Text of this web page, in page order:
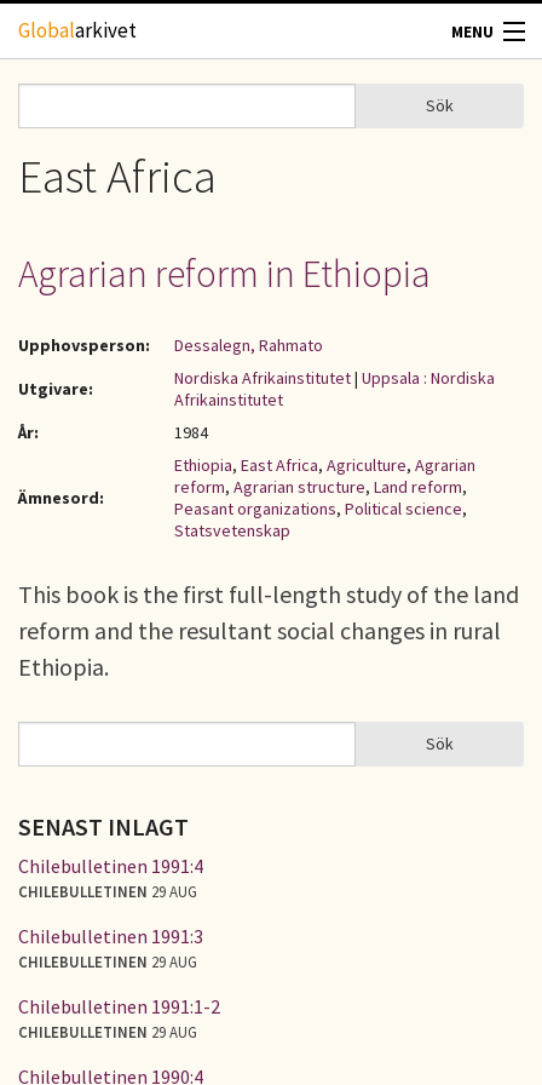
Hoppa till huvudinnehåll
Globalarkivet MENU
TIDSKRIFTER
UPPHOVSRÄTT
OM OSS
Sökformulär
Sök
East Africa
Agrarian reform in Ethiopia
Upphovsperson:
Dessalegn, Rahmato
Utgivare:
Nordiska Afrikainstitutet| Uppsala : Nordiska
Afrikainstitutet
År:
1984
Ämnesord:
Ethiopia, East Africa, Agriculture, Agrarian
reform, Agrarian structure, Land reform,
Peasant organizations, Political science,
Statsvetenskap
This book is the first full-length study of the land
reform and the resultant social changes in rural
Ethiopia.
SÖKFORMULÄR Sök
SENAST INLAGT
Chilebulletinen 1991:4
CHILEBULLETINEN 29 AUG
Chilebulletinen 1991:3
CHILEBULLETINEN 29 AUG
Chilebulletinen 1991:1-2
CHILEBULLETINEN 29 AUG
Chilebulletinen 1990:4